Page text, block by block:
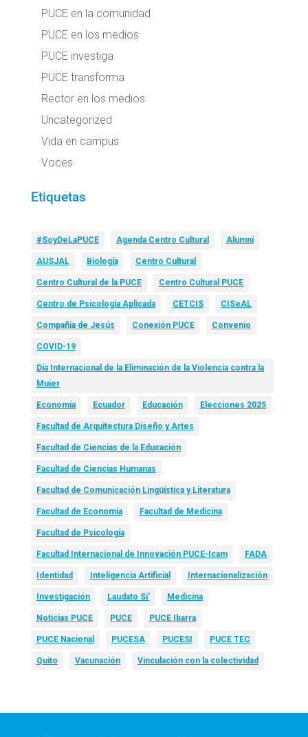
PUCE en la comunidad
PUCE en los medios
PUCE investiga
PUCE transforma
Rector en los medios
Uncategorized
Vida en campus
Voces
Etiquetas
#SoyDeLaPUCE Agenda Centro Cultural Alumni
AUSJAL Biología Centro Cultural
Centro Cultural de la PUCE Centro Cultural PUCE
Centro de Psicología Aplicada CETCIS CISeAL
Compañía de Jesús Conexión PUCE Convenio
COVID-19
Día Internacional de la Eliminación de la Violencia contra la
Mujer
Economía Ecuador Educación Elecciones 2025
Facultad de Arquitectura Diseño y Artes
Facultad de Ciencias de la Educación
Facultad de Ciencias Humanas
Facultad de Comunicación Lingüística y Literatura
Facultad de Economía Facultad de Medicina
Facultad de Psicología
Facultad Internacional de Innovación PUCE-Icam FADA
Identidad Inteligencia Artificial Internacionalización
Investigación Laudato Si’ Medicina
Noticias PUCE PUCE PUCE Ibarra
PUCE Nacional PUCESA PUCESI PUCE TEC
Quito Vacunación Vinculación con la colectividad